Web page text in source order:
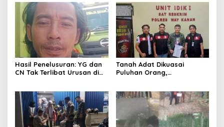
Hasil Penelusuran: YG dan
CN Tak Terlibat Urusan di
Tanah Adat Dikuasai
Puluhan Orang,
Way Kanan